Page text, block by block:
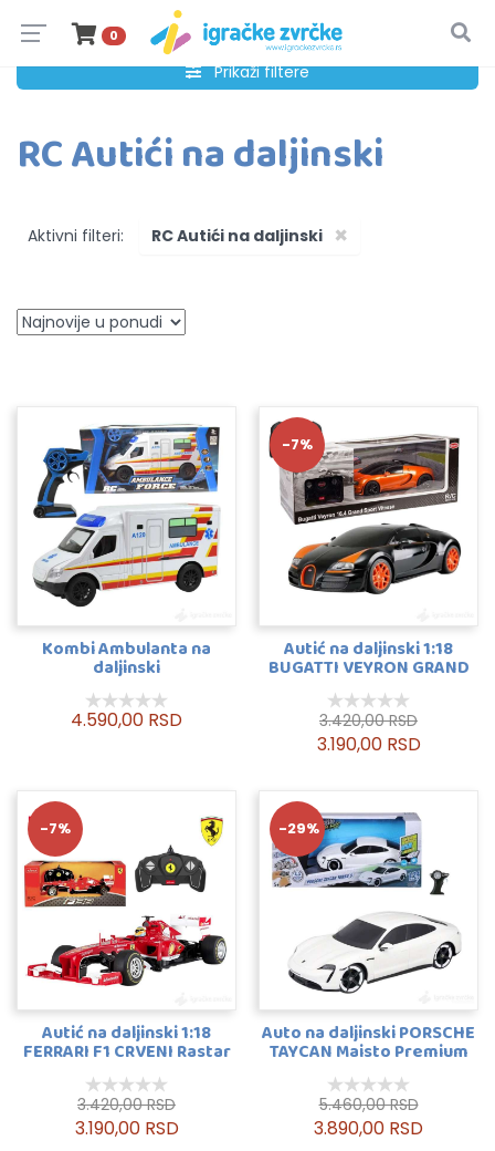
0
Prikaži filtere
RC Autići na daljinski
Aktivni filteri: ×
RC Autići na daljinski
Kombi Ambulanta na
daljinski
4.590,00 RSD
-7%
Autić na daljinski 1:18
BUGATTI VEYRON GRAND
SPORT Rastar
3.420,00 RSD
3.190,00 RSD
-7%
Autić na daljinski 1:18
FERRARI F1 CRVENI Rastar
3.420,00 RSD
3.190,00 RSD
-29%
Auto na daljinski PORSCHE
TAYCAN Maisto Premium
5.460,00 RSD
3.890,00 RSD